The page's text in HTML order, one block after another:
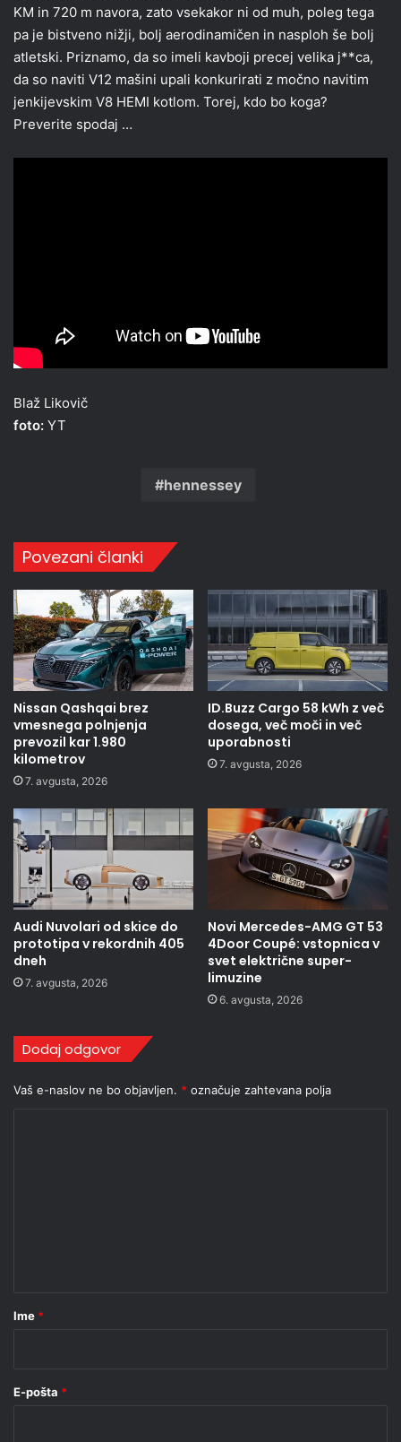
KM in 720 m navora, zato vsekakor ni od muh, poleg tega
pa je bistveno nižji, bolj aerodinamičen in nasploh še bolj
atletski. Priznamo, da so imeli kavboji precej velika j**ca,
da so naviti V12 mašini upali konkurirati z močno navitim
jenkijevskim V8 HEMI kotlom. Torej, kdo bo koga?
Preverite spodaj …
Blaž Likovič
foto: YT
hennessey
Povezani članki
Nissan Qashqai brez
vmesnega polnjenja
prevozil kar 1.980
kilometrov
7. avgusta, 2026
ID.Buzz Cargo 58 kWh z več
dosega, več moči in več
uporabnosti
7. avgusta, 2026
Audi Nuvolari od skice do
prototipa v rekordnih 405
dneh
7. avgusta, 2026
Novi Mercedes-AMG GT 53
4Door Coupé: vstopnica v
svet električne super-
limuzine
6. avgusta, 2026
Dodaj odgovor
Vaš e-naslov ne bo objavljen. * označuje zahtevana polja
r
Ime *
E-pošta *